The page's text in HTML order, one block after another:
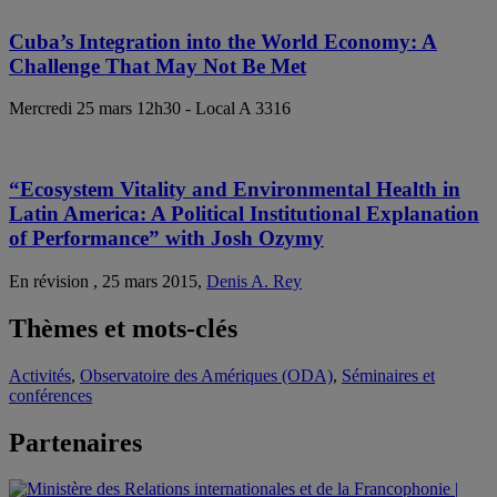
Cuba’s Integration into the World Economy: A
Challenge That May Not Be Met
Mercredi 25 mars 12h30 - Local A 3316
“Ecosystem Vitality and Environmental Health in
Latin America: A Political Institutional Explanation
of Performance” with Josh Ozymy
En révision , 25 mars 2015, Denis A. Rey
Thèmes et mots-clés
Activités, Observatoire des Amériques (ODA), Séminaires et
conférences
Partenaires